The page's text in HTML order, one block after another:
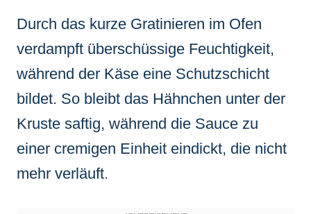
Durch das kurze Gratinieren im Ofen
verdampft überschüssige Feuchtigkeit,
während der Käse eine Schutzschicht
bildet. So bleibt das Hähnchen unter der
Kruste saftig, während die Sauce zu
einer cremigen Einheit eindickt, die nicht
mehr verläuft.